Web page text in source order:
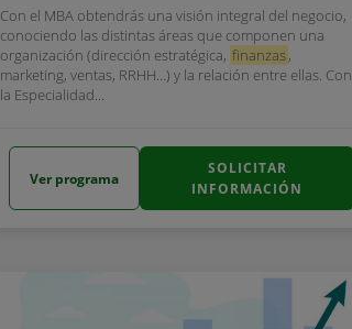
Con el MBA obtendrás una visión integral del negocio,
conociendo las distintas áreas que componen una
organización (dirección estratégica, finanzas,
marketing, ventas, RRHH…) y la relación entre ellas. Con
la Especialidad...
Ver programa
SOLICITAR
INFORMACIÓN